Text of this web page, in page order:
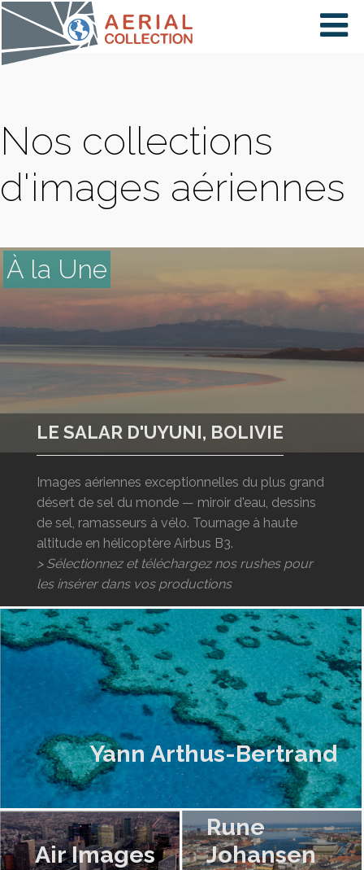
×
COLLECTIONS
LOGIN
ENGLISH
Nos collections
d'images aériennes
À la Une
LE SALAR D'UYUNI, BOLIVIE
Images aériennes exceptionnelles du plus grand
désert de sel du monde — miroir d'eau, dessins
de sel, ramasseurs à vélo. Tournage à haute
altitude en hélicoptère Airbus B3.
> Sélectionnez et téléchargez nos rushes pour
les insérer dans vos productions
Yann Arthus-Bertrand
Air Images
Rune
Johansen